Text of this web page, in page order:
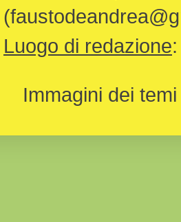
Luogo di redazione
Immagini dei